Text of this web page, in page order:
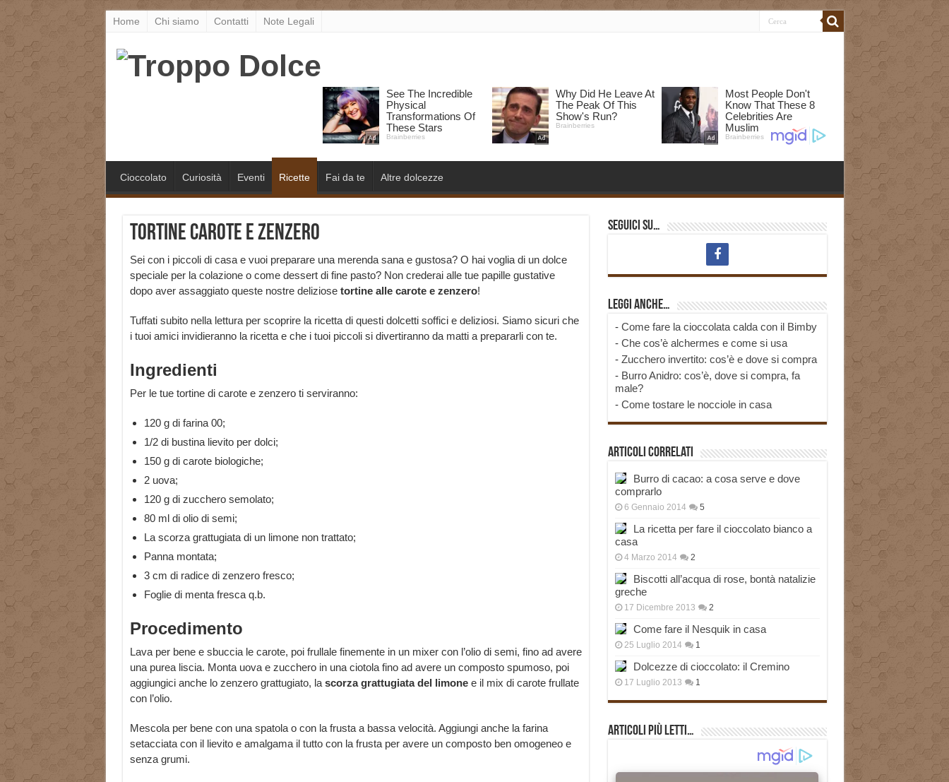
Home Chi siamo Contatti Note Legali
Cioccolato Curiosità Eventi Ricette Fai da te Altre dolcezze
Tortine carote e zenzero
Sei con i piccoli di casa e vuoi preparare una merenda sana e gustosa? O hai voglia di un dolce
speciale per la colazione o come dessert di fine pasto? Non crederai alle tue papille gustative
dopo aver assaggiato queste nostre deliziose tortine alle carote e zenzero!
Tuffati subito nella lettura per scoprire la ricetta di questi dolcetti soffici e deliziosi. Siamo sicuri che
i tuoi amici invidieranno la ricetta e che i tuoi piccoli si divertiranno da matti a prepararli con te.
Ingredienti
Per le tue tortine di carote e zenzero ti serviranno:
120 g di farina 00;
1/2 di bustina lievito per dolci;
150 g di carote biologiche;
2 uova;
120 g di zucchero semolato;
80 ml di olio di semi;
La scorza grattugiata di un limone non trattato;
Panna montata;
3 cm di radice di zenzero fresco;
Foglie di menta fresca q.b.
Procedimento
Lava per bene e sbuccia le carote, poi frullale finemente in un mixer con l’olio di semi, fino ad avere
una purea liscia. Monta uova e zucchero in una ciotola fino ad avere un composto spumoso, poi
aggiungici anche lo zenzero grattugiato, la scorza grattugiata del limonee il mix di carote frullate
con l’olio.
Mescola per bene con una spatola o con la frusta a bassa velocità. Aggiungi anche la farina
setacciata con il lievito e amalgama il tutto con la frusta per avere un composto ben omogeneo e
senza grumi.
Seguici su…
Leggi anche…
- Come fare la cioccolata calda con il Bimby
- Che cos’è alchermes e come si usa
- Zucchero invertito: cos’è e dove si compra
- Burro Anidro: cos’è, dove si compra, fa
male?
- Come tostare le nocciole in casa
Articoli correlati
Burro di cacao: a cosa serve e dove
comprarlo
6 Gennaio 2014 5
La ricetta per fare il cioccolato bianco a
casa
4 Marzo 2014 2
Biscotti all’acqua di rose, bontà natalizie
greche
17 Dicembre 2013 2
Come fare il Nesquik in casa
25 Luglio 2014 1
Dolcezze di cioccolato: il Cremino
17 Luglio 2013 1
Articoli più Letti…